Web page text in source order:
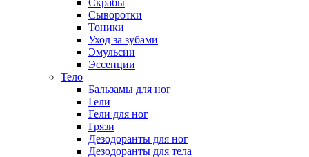
Скрабы
Сыворотки
Тоники
Уход за зубами
Эмульсии
Эссенции
Тело
Бальзамы для ног
Гели
Гели для ног
Грязи
Дезодоранты для ног
Дезодоранты для тела